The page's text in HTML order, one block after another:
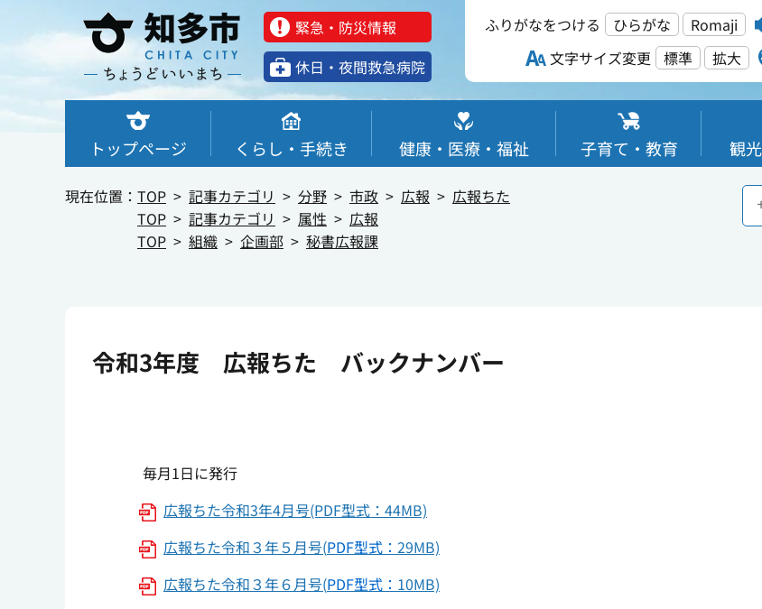
緊急・防災情報
休⽇・夜間救急病院
ふりがなをつける ひらがな Romaji
文字サイズ変更
標準 拡大
トップページ くらし・手続き 健康・医療・福祉 子育て・教育 観
現在位置： TOP 記事カテゴリ 分野 市政 広報
広報ちた
TOP
記事カテゴリ 属性
広報
TOP
組織 企画部 秘書広報課
令和3年度 広報ちた バックナンバー
毎月1日に発行
広報ちた令和3年4月号(PDF型式：44MB)
広報ちた令和３年５月号(PDF型式： 29MB)
広報ちた令和３年６月号(PDF型式： 10MB)